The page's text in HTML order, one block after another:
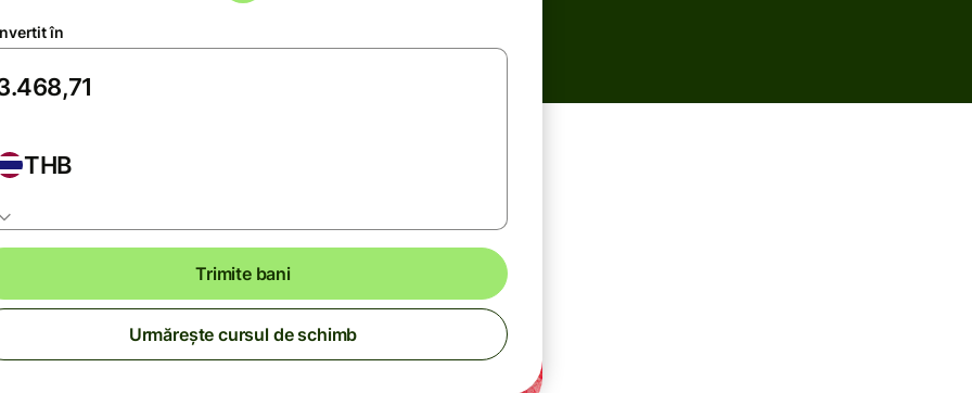
în
THB
Trimite bani
Urmărește cursul de schimb